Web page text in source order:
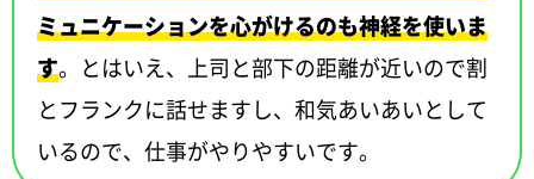
ミュニケーションを心がけるのも神経を使いま
す。とはいえ、上司と部下の距離が近いので割
とフランクに話せますし、和気あいあいとして
いるので、仕事がやりやすいです。